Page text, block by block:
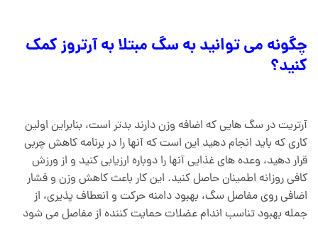
چگونه می توانید به سگ مبتلا به آرتروز کمک
کنید؟
آرتریت در سگ هایی که اضافه وزن دارند بدتر است، بنابراین اولین
کاری که باید انجام دهید این است که آنها را در برنامه کاهش چربی
قرار دهید، وعده های غذایی آنها را دوباره ارزیابی کنید و از ورزش
کافی روزانه اطمینان حاصل کنید. این کار باعث کاهش وزن و فشار
اضافی روی مفاصل سگ، بهبود دامنه حرکت و انعطاف پذیری، از
جمله بهبود تناسب اندام عضلات حمایت کننده از مفاصل می شود